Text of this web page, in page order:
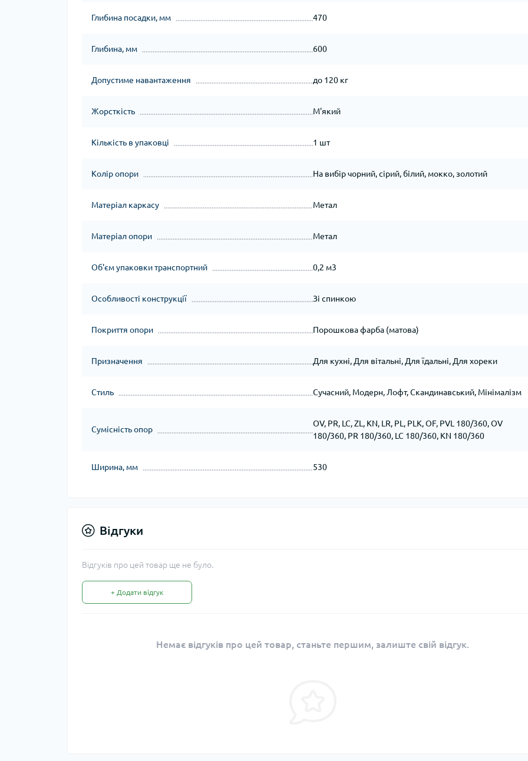
Глибина посадки, мм 470
Глибина, мм 600
Допустиме навантаження до 120 кг
Жорсткість М'який
Кількість в упаковці 1 шт
Колір опори На вибір чорний, сірий, білий, мокко, золотий
Матеріал каркасу Метал
Матеріал опори Метал
Об'єм упаковки транспортний 0,2 м3
Особливості конструкції Зі спинкою
Покриття опори Порошкова фарба (матова)
Призначення Для кухні, Для вітальні, Для їдальні, Для хореки
Стиль Сучасний, Модерн, Лофт, Скандинавський, Мінімалізм
Сумісність опор
OV, PR, LC, ZL, KN, LR, PL, PLK, OF, PVL 180/360, OV
180/360, PR 180/360, LC 180/360, KN 180/360
Ширина, мм 530
Відгуки
Відгуків про цей товар ще не було.
+ Додати відгук
Немає відгуків про цей товар, станьте першим, залиште свій відгук.